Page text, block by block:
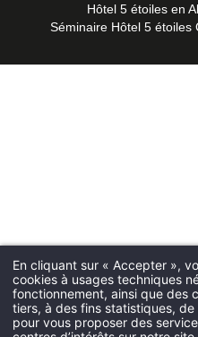
Hôtel 5 étoiles en
Séminaire Hôtel 5 étoiles
Message*:
En cliquant sur « Accepter »,
cookies à usages techniques
fonctionnement, ainsi que des
tiers, à des fins statistiques,
pour vous proposer des